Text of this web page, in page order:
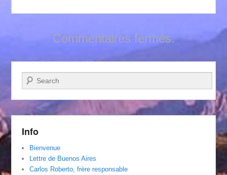
Commentaires fermés.
Recherche
Info
Bienvenue
Lettre de Buenos Aires
Carlos Roberto, frère responsable